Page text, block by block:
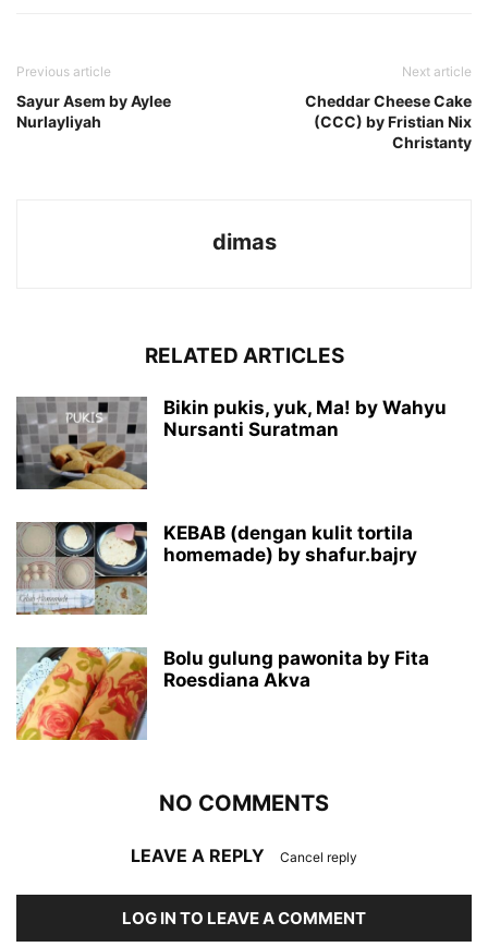
Previous article
Sayur Asem by Aylee
Nurlayliyah
Next article
Cheddar Cheese Cake
(CCC) by Fristian Nix
Christanty
dimas
RELATED ARTICLES
Bikin pukis, yuk, Ma! by Wahyu
Nursanti Suratman
KEBAB (dengan kulit tortila
homemade) by shafur.bajry
Bolu gulung pawonita by Fita
Roesdiana Akva
NO COMMENTS
LEAVE A REPLY Cancel reply
LOG IN TO LEAVE A COMMENT